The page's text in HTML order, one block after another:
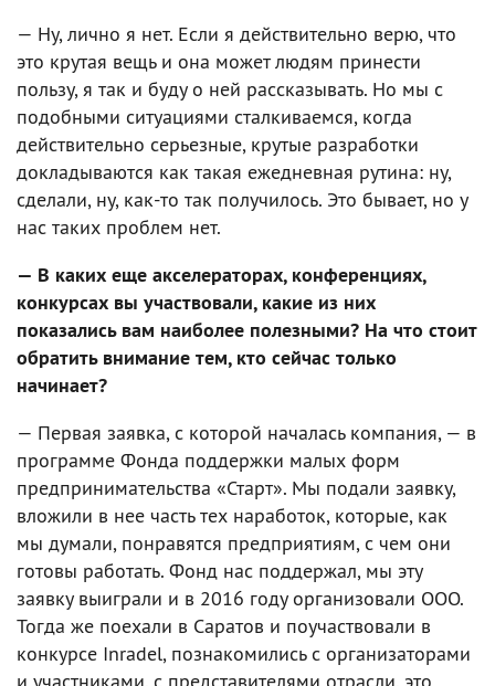
— Ну, лично я нет. Если я действительно верю, что
это крутая вещь и она может людям принести
пользу, я так и буду о ней рассказывать. Но мы с
подобными ситуациями сталкиваемся, когда
действительно серьезные, крутые разработки
докладываются как такая ежедневная рутина: ну,
сделали, ну, как-то так получилось. Это бывает, но у
нас таких проблем нет.
— В каких еще акселераторах, конференциях,
конкурсах вы участвовали, какие из них
показались вам наиболее полезными? На что стоит
обратить внимание тем, кто сейчас только
начинает?
— Первая заявка, с которой началась компания, — в
программе Фонда поддержки малых форм
предпринимательства «Старт». Мы подали заявку,
вложили в нее часть тех наработок, которые, как
мы думали, понравятся предприятиям, с чем они
готовы работать. Фонд нас поддержал, мы эту
заявку выиграли и в 2016 году организовали ООО.
Тогда же поехали в Саратов и поучаствовали в
конкурсе Inradel, познакомились с организаторами
и участниками, с представителями отрасли, это